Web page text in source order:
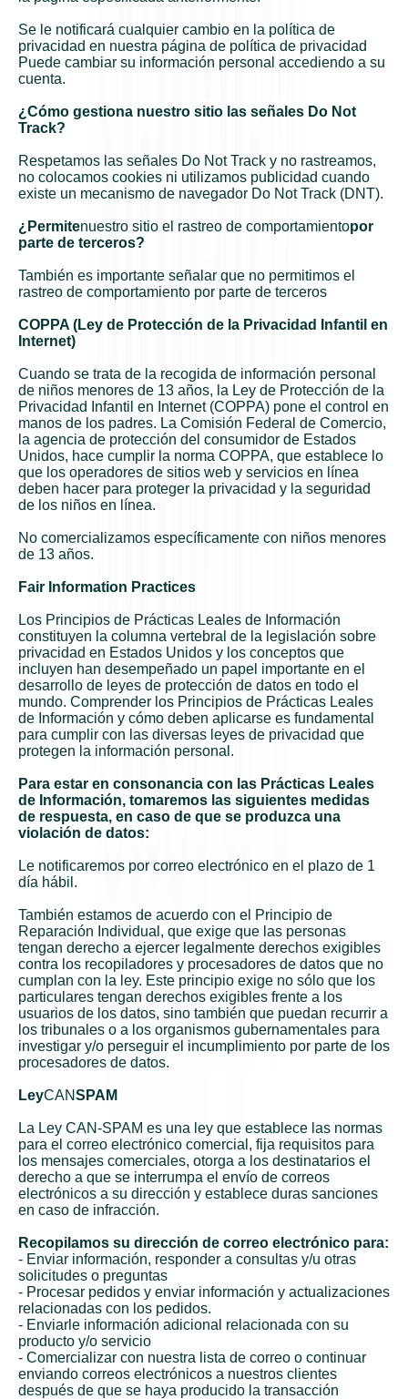
Se le notificará cualquier cambio en la política de
privacidad en nuestra página de política de privacidad
Puede cambiar su información personal accediendo a su
cuenta.
¿Cómo gestiona nuestro sitio las señales Do Not
Track?
Respetamos las señales Do Not Track y no rastreamos,
no colocamos cookies ni utilizamos publicidad cuando
existe un mecanismo de navegador Do Not Track (DNT).
¿Permitenuestro sitio el rastreo de comportamientopor
parte de terceros?
También es importante señalar que no permitimos el
rastreo de comportamiento por parte de terceros
COPPA (Ley de Protección de la Privacidad Infantil en
Internet)
Cuando se trata de la recogida de información personal
de niños menores de 13 años, la Ley de Protección de la
Privacidad Infantil en Internet (COPPA) pone el control en
manos de los padres. La Comisión Federal de Comercio,
la agencia de protección del consumidor de Estados
Unidos, hace cumplir la norma COPPA, que establece lo
que los operadores de sitios web y servicios en línea
deben hacer para proteger la privacidad y la seguridad
de los niños en línea.
No comercializamos específicamente con niños menores
de 13 años.
Fair Information Practices
Los Principios de Prácticas Leales de Información
constituyen la columna vertebral de la legislación sobre
privacidad en Estados Unidos y los conceptos que
incluyen han desempeñado un papel importante en el
desarrollo de leyes de protección de datos en todo el
mundo. Comprender los Principios de Prácticas Leales
de Información y cómo deben aplicarse es fundamental
para cumplir con las diversas leyes de privacidad que
protegen la información personal.
Para estar en consonancia con las Prácticas Leales
de Información, tomaremos las siguientes medidas
de respuesta, en caso de que se produzca una
violación de datos:
Le notificaremos por correo electrónico en el plazo de 1
día hábil.
También estamos de acuerdo con el Principio de
Reparación Individual, que exige que las personas
tengan derecho a ejercer legalmente derechos exigibles
contra los recopiladores y procesadores de datos que no
cumplan con la ley. Este principio exige no sólo que los
particulares tengan derechos exigibles frente a los
usuarios de los datos, sino también que puedan recurrir a
los tribunales o a los organismos gubernamentales para
investigar y/o perseguir el incumplimiento por parte de los
procesadores de datos.
LeyCANSPAM
La Ley CAN-SPAM es una ley que establece las normas
para el correo electrónico comercial, fija requisitos para
los mensajes comerciales, otorga a los destinatarios el
derecho a que se interrumpa el envío de correos
electrónicos a su dirección y establece duras sanciones
en caso de infracción.
Recopilamos su dirección de correo electrónico para:
- Enviar información, responder a consultas y/u otras
solicitudes o preguntas
- Procesar pedidos y enviar información y actualizaciones
relacionadas con los pedidos.
- Enviarle información adicional relacionada con su
producto y/o servicio
- Comercializar con nuestra lista de correo o continuar
enviando correos electrónicos a nuestros clientes
después de que se haya producido la transacción